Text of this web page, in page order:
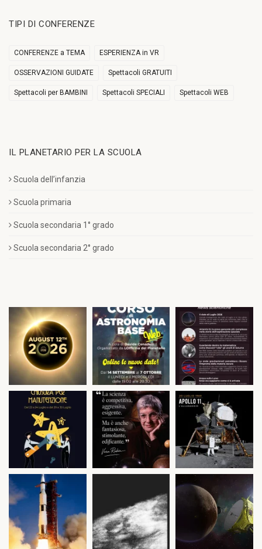
TIPI DI CONFERENZE
CONFERENZE a TEMA ESPERIENZA in VR
OSSERVAZIONI GUIDATE Spettacoli GRATUITI
Spettacoli per BAMBINI Spettacoli SPECIALI Spettacoli WEB
IL PLANETARIO PER LA SCUOLA
Scuola dell’infanzia
Scuola primaria
Scuola secondaria 1° grado
Scuola secondaria 2° grado